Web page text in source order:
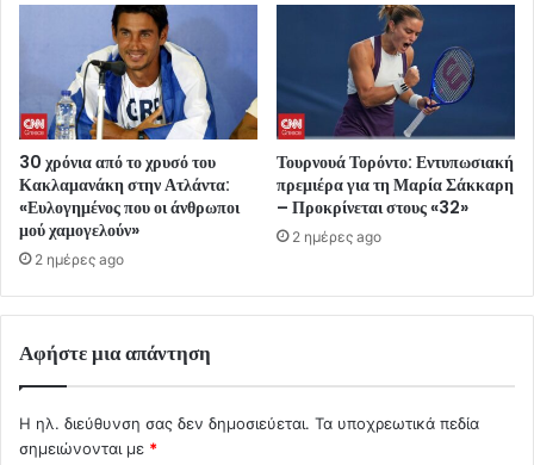
30 χρόνια από το χρυσό του
Κακλαμανάκη στην Ατλάντα:
«Ευλογημένος που οι άνθρωποι
μού χαμογελούν»
2 ημέρες ago
Τουρνουά Τορόντο: Εντυπωσιακή
πρεμιέρα για τη Μαρία Σάκκαρη
– Προκρίνεται στους «32»
2 ημέρες ago
Αφήστε μια απάντηση
Η ηλ. διεύθυνση σας δεν δημοσιεύεται. Τα υποχρεωτικά πεδία
σημειώνονται με *